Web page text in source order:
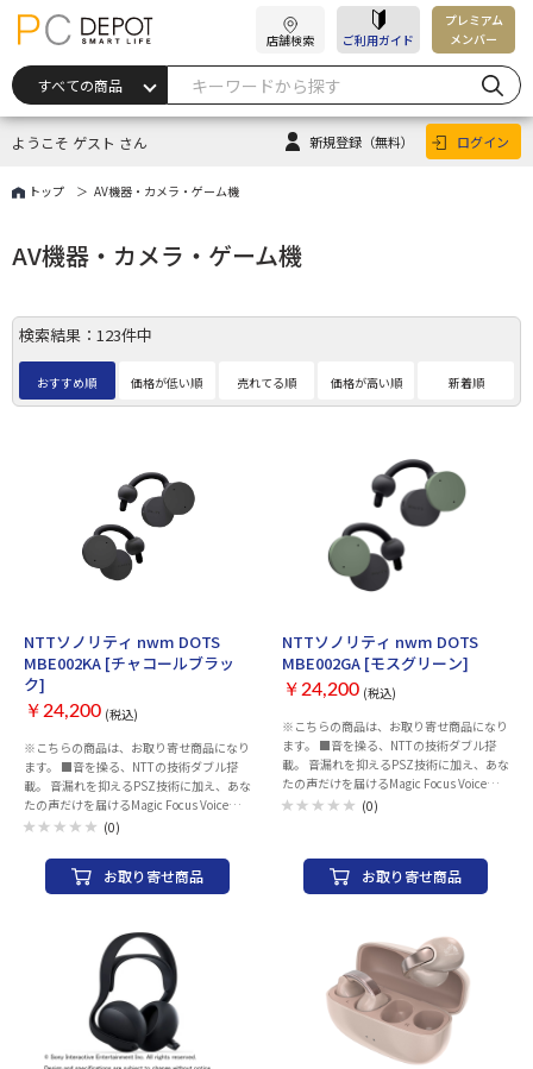
店舗検索 ご利用ガイド
プレミアム
メンバー
ようこそ ゲスト さん 新規登録 （無料） ログイン
トップ AV機器・カメラ・ゲーム機
AV機器・カメラ・ゲーム機
検索結果：123件中
おすすめ順 価格が低い順 売れてる順 価格が高い順 新着順
NTTソノリティ nwm DOTS
MBE002KA [チャコールブラッ
ク]
￥24,200 (税込)
※こちらの商品は、お取り寄せ商品になり
ます。 ■音を操る、NTTの技術ダブル搭
載。 音漏れを抑えるPSZ技術に加え、あな
たの声だけを届けるMagic Focus Voiceも
搭載した、完全ワイヤレスタイプ。 ■オ
ーディオ体験。 完全新規設計のドライバ
ーによる、高音質かつパワフルなオーディ
オ体験。 ■自分も周囲も、快適なオンラ
時間のオンライン会議も快適。音を操るコ
ア技術を搭載し、周囲へも配慮。 ■最大
再生時間 約32時間で、長距離移動や旅行
にも最適。 充電ケースを利用すると、最
大32時間の再生可能。長時間のフライト
など充電できない環境でも活躍。 ※本体
のみ利用の場合は、連続8時間再生
(0)
お取り寄せ商品
NTTソノリティ nwm DOTS
MBE002GA [モスグリーン]
￥24,200 (税込)
※こちらの商品は、お取り寄せ商品になり
ます。 ■音を操る、NTTの技術ダブル搭
載。 音漏れを抑えるPSZ技術に加え、あな
たの声だけを届けるMagic Focus Voiceも
搭載した、完全ワイヤレスタイプ。 ■オ
ーによる、高音質かつパワフルなオーディ
イン会議を。 片耳約8gと軽量なため、長
ア技術を搭載し、周囲へも配慮。 ■最大
再生時間 約32時間で、長距離移動や旅行
にも最適。 充電ケースを利用すると、最
大32時間の再生可能。長時間のフライト
など充電できない環境でも活躍。 ※本体
のみ利用の場合は、連続8時間再生
(0)
お取り寄せ商品